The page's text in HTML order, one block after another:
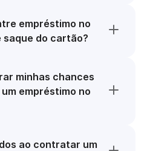
empréstimo no
do cartão?
minhas chances
empréstimo no
ao contratar um